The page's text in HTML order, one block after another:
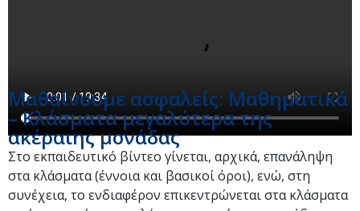
Μαθαίνουμε ασφαλείς: Μαθηματικά
– Κλάσματα μεγαλύτερα της
ακέραιης μονάδας
Στο εκπαιδευτικό βίντεο γίνεται, αρχικά, επανάληψη
στα κλάσματα (έννοια και βασικοί όροι), ενώ, στη
συνέχεια, το ενδιαφέρον επικεντρώνεται στα κλάσματα